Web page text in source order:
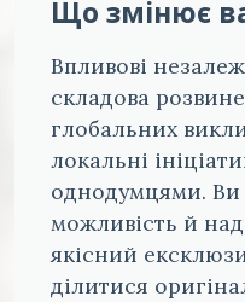
Що змінює
Впливові
складова
глобальних
локальні
однодумцями. Ви
можливість й
якісний
ділитися